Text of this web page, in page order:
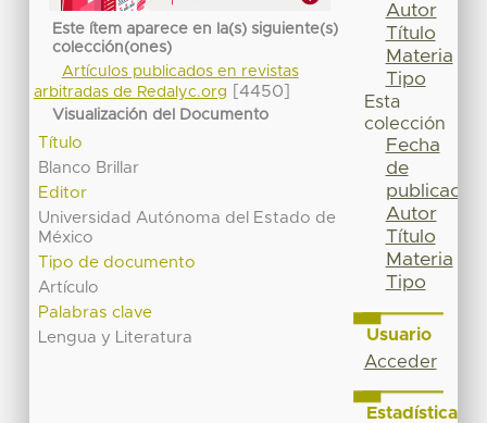
Este ítem aparece en la(s) siguiente(s)
colección(ones)
Artículos publicados en revistas
arbitradas de Redalyc.org
[4450]
Visualización del Documento
Título
Blanco Brillar
Editor
Universidad Autónoma del Estado de
México
Tipo de documento
Artículo
Palabras clave
Lengua y Literatura
Autor
Título
Materia
Tipo
Esta
colección
Fecha
de
publicación
Autor
Título
Materia
Tipo
Usuario
Acceder
Estadísticas